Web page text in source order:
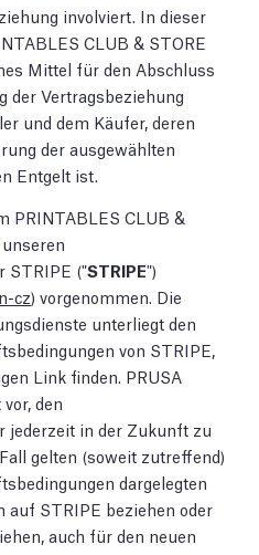
involviert. In dieser
CLUB & STORE
Mittel für den Abschluss
der Vertragsbeziehung
und dem Käufer, deren
der ausgewählten
Entgelt ist.
PRINTABLES CLUB &
STRIPE ("STRIPE")
cz) vorgenommen. Die
unterliegt den
von STRIPE,
Link finden. PRUSA
den
jederzeit in der Zukunft zu
gelten (soweit zutreffend)
dargelegten
auf STRIPE beziehen oder
auch für den neuen